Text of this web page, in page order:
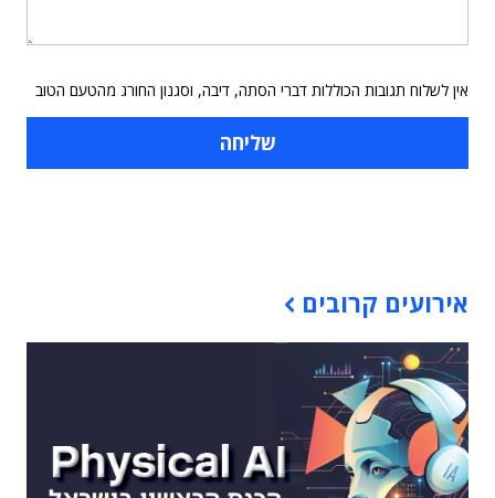
אין לשלוח תגובות הכוללות דברי הסתה, דיבה, וסגנון החורג מהטעם הטוב
אירועים קרובים